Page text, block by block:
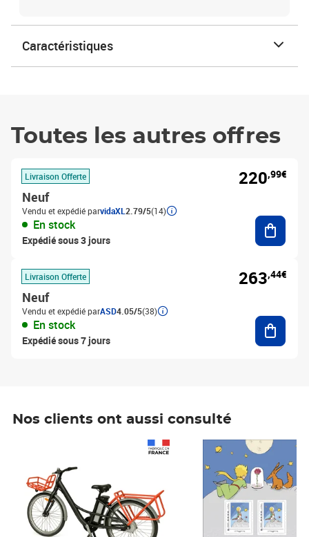
Caractéristiques
Toutes les autres offres
Livraison Offerte
Neuf
Vendu et expédié parvidaXL 2.79/5(14)
En stock
Expédié sous 3 jours
220,99€
Livraison Offerte
Neuf
Vendu et expédié parASD4.05/5(38)
En stock
Expédié sous 7 jours
263,44€
Nos clients ont aussi consulté
Prix 7,50€